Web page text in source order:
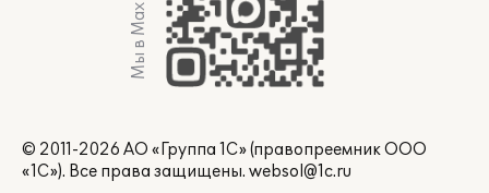
Мы в Max
© 2011-2026 АО «Группа 1С» (правопреемник ООО
«1С»). Все права защищены. websol@1c.ru